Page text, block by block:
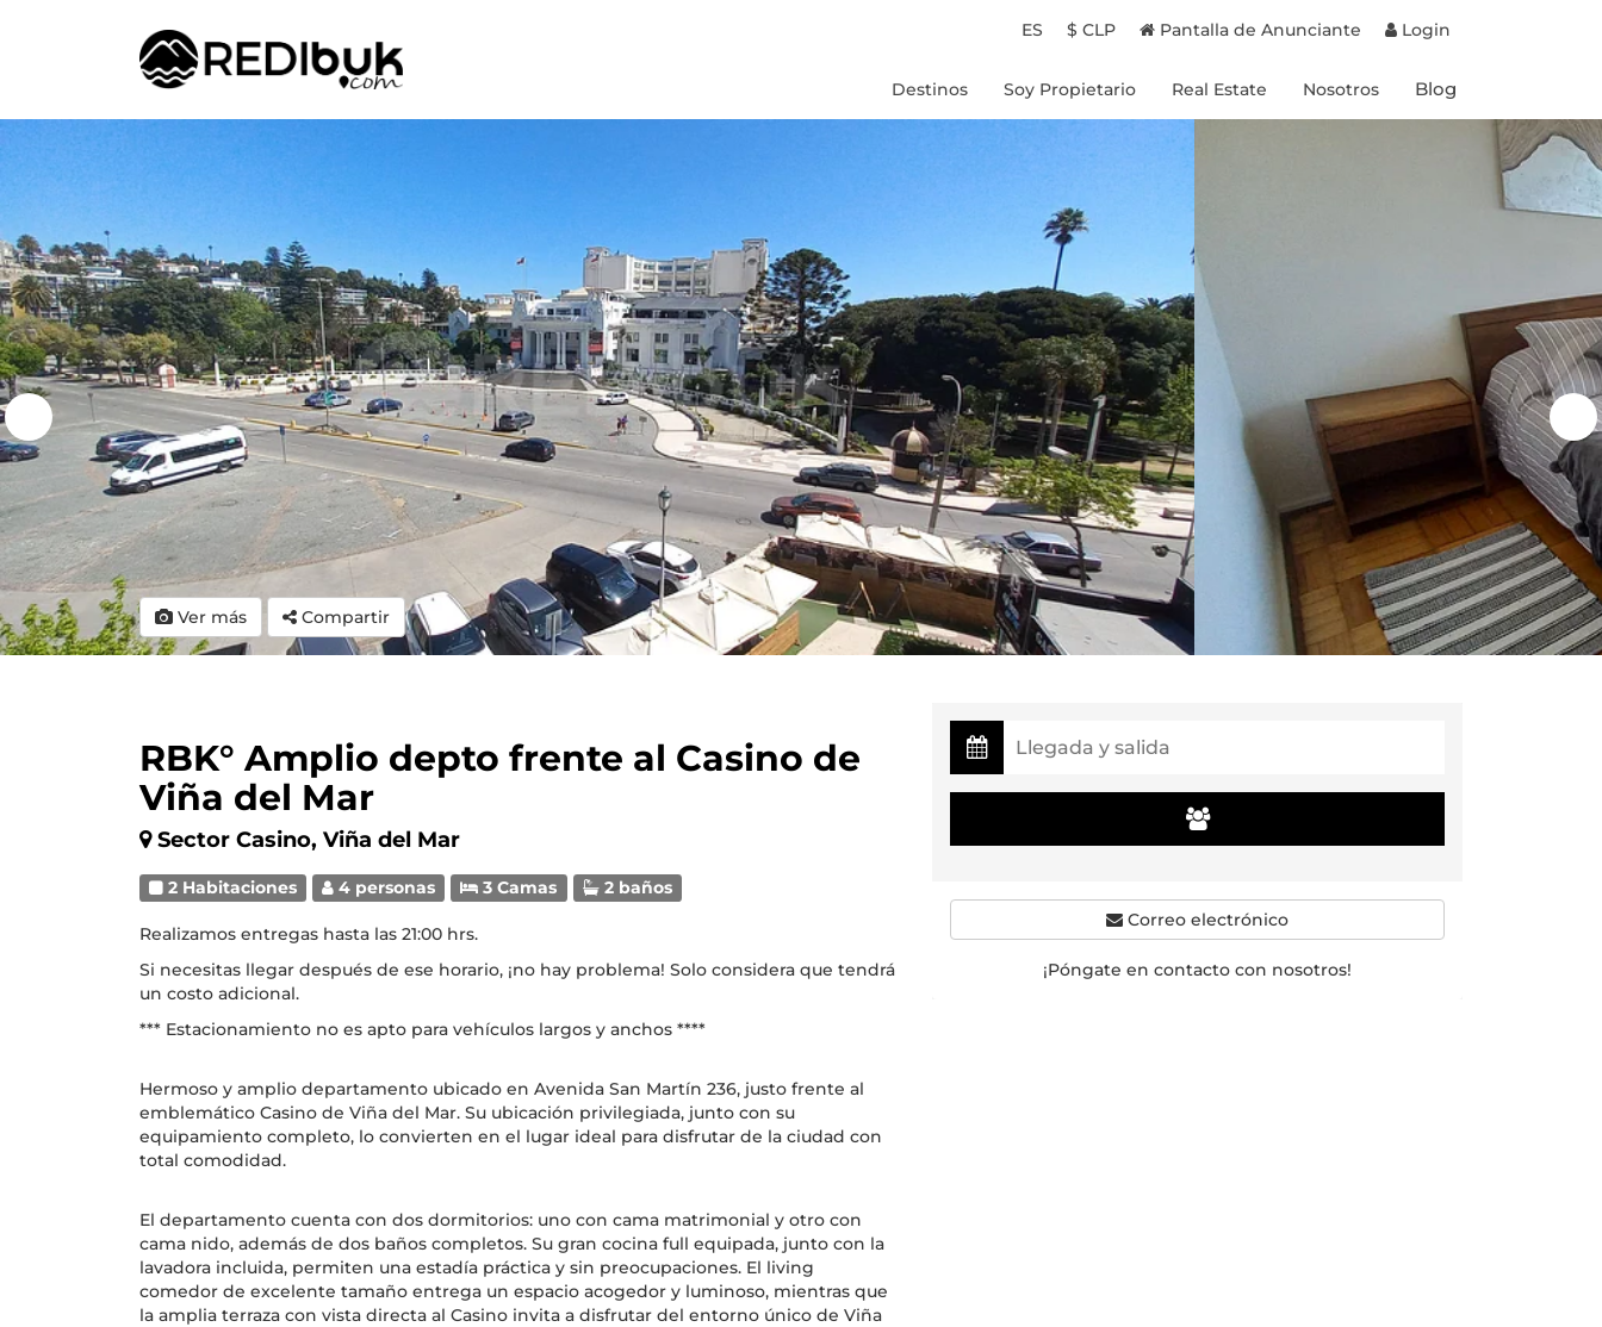
ES $ CLP Pantalla de Anunciante Login
Destinos Soy Propietario Real Estate
Beneficios
Nosotros Blog
Ver más Compartir
RBK° Amplio depto frente al Casino de
Viña del Mar
Sector Casino, Viña del Mar
2 Habitaciones 4 personas 3 Camas 2 baños
Realizamos entregas hasta las 21:00 hrs.
Si necesitas llegar después de ese horario, ¡no hay problema! Solo considera que tendrá
un costo adicional.
*** Estacionamiento no es apto para vehículos largos y anchos ****
Hermoso y amplio departamento ubicado en Avenida San Martín 236, justo frente al
emblemático Casino de Viña del Mar. Su ubicación privilegiada, junto con su
equipamiento completo, lo convierten en el lugar ideal para disfrutar de la ciudad con
total comodidad.
El departamento cuenta con dos dormitorios: uno con cama matrimonial y otro con
cama nido, además de dos baños completos. Su gran cocina full equipada, junto con la
lavadora incluida, permiten una estadía práctica y sin preocupaciones. El living
comedor de excelente tamaño entrega un espacio acogedor y luminoso, mientras que
la amplia terraza con vista directa al Casino invita a disfrutar del entorno único de Viña
Correo electrónico
¡Póngate en contacto con nosotros!